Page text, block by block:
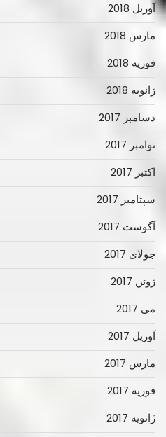
آوریل 2018
مارس 2018
فوریه 2018
ژانویه 2018
دسامبر 2017
نوامبر 2017
اکتبر 2017
سپتامبر 2017
آگوست 2017
جولای 2017
ژوئن 2017
می 2017
آوریل 2017
مارس 2017
فوریه 2017
ژانویه 2017